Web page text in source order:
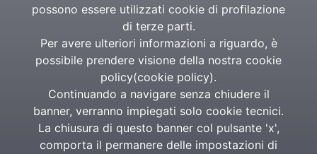
possono essere utilizzati cookie di profilazione
di terze parti.
Per avere ulteriori informazioni a riguardo, è
possibile prendere visione della nostra cookie
policy(cookie policy).
Continuando a navigare senza chiudere il
banner, verranno impiegati solo cookie tecnici.
La chiusura di questo banner col pulsante 'x',
comporta il permanere delle impostazioni di
Editoria e pubblicazioni
L'editoria tradizionale o
multimediale per le tue Risorse
Umane